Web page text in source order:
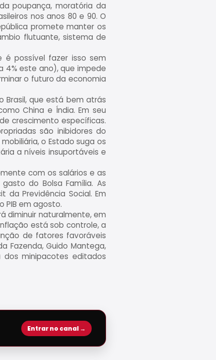
poupança, moratória da
nos anos 80 e 90. O
promete manter os
flutuante, sistema de
é possível fazer isso sem
4% este ano), que impede
o futuro da economia
Brasil, que está bem atrás
China e Índia. Em seu
crescimento específicas.
são inibidores do
o Estado suga os
a níveis insuportáveis e
com os salários e as
do Bolsa Família. As
Previdência Social. Em
PIB em agosto.
diminuir naturalmente, em
está sob controle, a
de fatores favoráveis
Fazenda, Guido Mantega,
dos minipacotes editados
Entrar no canal →